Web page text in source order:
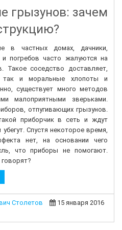
грызунов: зачем
в частных домах, дачники,
погребов часто жалуются на
Такое соседство доставляет,
так и моральные хлопоты и
существует много методов
малоприятными зверьками.
отпугивающих грызунов.
приборчик в сеть и ждут
Спустя некоторое время,
нет, на основании чего
что приборы не помогают.
Столетов 15 января 2016